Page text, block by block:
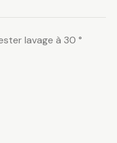
lavage à 30 °